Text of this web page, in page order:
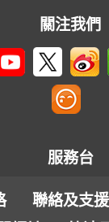
關注我們
服務台
聯絡及支援